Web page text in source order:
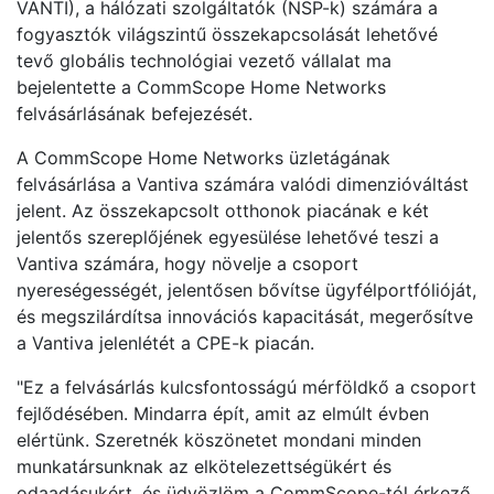
VANTI), a hálózati szolgáltatók (NSP-k) számára a
fogyasztók világszintű összekapcsolását lehetővé
tevő globális technológiai vezető vállalat ma
bejelentette a CommScope Home Networks
felvásárlásának befejezését.
A CommScope Home Networks üzletágának
felvásárlása a Vantiva számára valódi dimenzióváltást
jelent. Az összekapcsolt otthonok piacának e két
jelentős szereplőjének egyesülése lehetővé teszi a
Vantiva számára, hogy növelje a csoport
nyereségességét, jelentősen bővítse ügyfélportfólióját,
és megszilárdítsa innovációs kapacitását, megerősítve
a Vantiva jelenlétét a CPE-k piacán.
"Ez a felvásárlás kulcsfontosságú mérföldkő a csoport
fejlődésében. Mindarra épít, amit az elmúlt évben
elértünk. Szeretnék köszönetet mondani minden
munkatársunknak az elkötelezettségükért és